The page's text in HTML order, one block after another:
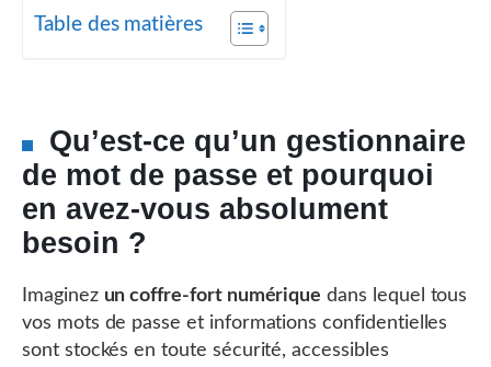
Table des matières
Qu’est-ce qu’un gestionnaire
de mot de passe et pourquoi
en avez-vous absolument
besoin ?
Imaginez un coffre-fort numérique dans lequel tous
vos mots de passe et informations confidentielles
sont stockés en toute sécurité, accessibles